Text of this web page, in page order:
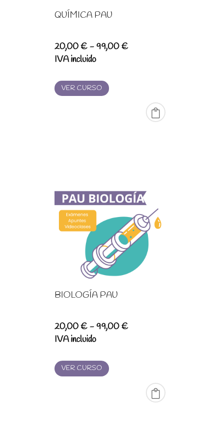
QUÍMICA PAU
20,00€ -99,00€Rango
hasta
99,00 €
IVA incluido
VER CURSO
BIOLOGÍA PAU
20,00€ -99,00€Rango
hasta
99,00 €
IVA incluido
VER CURSO